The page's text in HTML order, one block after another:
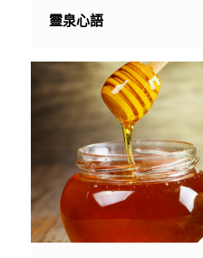
靈泉心語